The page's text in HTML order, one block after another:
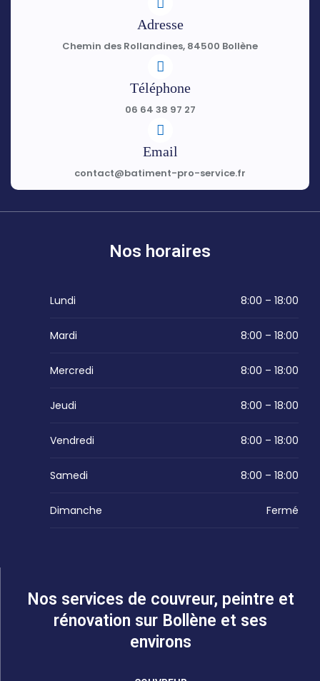
Adresse
Chemin des Rollandines, 84500 Bollène
Téléphone
06 64 38 97 27
Email
contact@batiment-pro-service.fr
Nos horaires
Lundi 8:00 – 18:00
Mardi 8:00 – 18:00
Mercredi 8:00 – 18:00
Jeudi 8:00 – 18:00
Vendredi 8:00 – 18:00
Samedi 8:00 – 18:00
Dimanche Fermé
Nos services de couvreur, peintre et
rénovation sur Bollène et ses
environs